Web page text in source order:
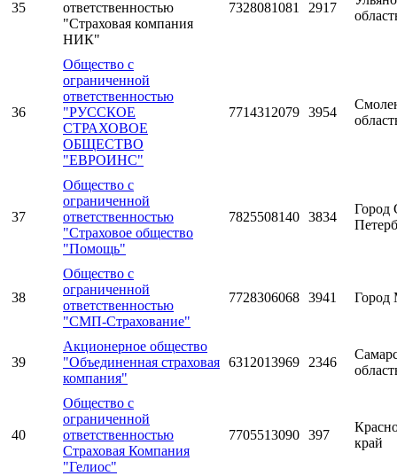
35
ответственностью
"Страховая компания
НИК"
7328081081 2917
36
Общество с
ограниченной
ответственностью
"РУССКОЕ
СТРАХОВОЕ
ОБЩЕСТВО
"ЕВРОИНС"
7714312079 3954
37
Общество с
ограниченной
ответственностью
"Страховое общество
"Помощь"
7825508140 3834
Город
38
Общество с
ограниченной
ответственностью
"СМП-Страхование"
7728306068 3941 Город
39
Акционерное общество
"Объединенная страховая
компания"
6312013969 2346
40
Общество с
ограниченной
ответственностью
Страховая Компания
"Гелиос"
7705513090 397
край